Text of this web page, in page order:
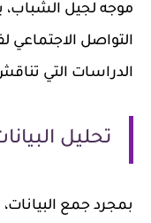
موجه لجيل
التواصل الاجتماعي
الدراسات التي
تحليل
بمجرد جمع